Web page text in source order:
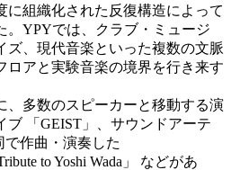
に組織化された反復構造によって
。YPYでは、クラブ・ミュージ
ズ、現代音楽といった複数の文脈
ロアと実験音楽の境界を行き来す
、多数のスピーカーと移動する演
ブ 「GEIST」、サウンドアーテ
で作曲・演奏した
to Yoshi Wada」 などがあ